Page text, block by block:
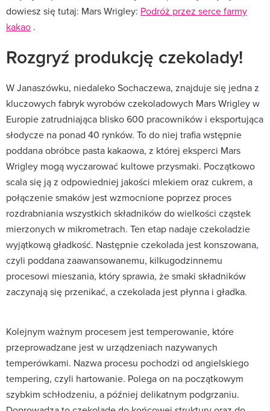
dowiesz się tutaj: Mars Wrigley: Podróż przez serce farmy
kakao .
Rozgryź produkcję czekolady!
W Janaszówku, niedaleko Sochaczewa, znajduje się jedna z
kluczowych fabryk wyrobów czekoladowych Mars Wrigley w
Europie zatrudniająca blisko 600 pracowników i eksportująca
słodycze na ponad 40 rynków. To do niej trafia wstępnie
poddana obróbce pasta kakaowa, z której eksperci Mars
Wrigley mogą wyczarować kultowe przysmaki. Początkowo
scala się ją z odpowiedniej jakości mlekiem oraz cukrem, a
połączenie smaków jest wzmocnione poprzez proces
rozdrabniania wszystkich składników do wielkości cząstek
mierzonych w mikrometrach. Ten etap nadaje czekoladzie
wyjątkową gładkość. Następnie czekolada jest konszowana,
czyli poddana zaawansowanemu, kilkugodzinnemu
procesowi mieszania, który sprawia, że smaki składników
zaczynają się przenikać, a czekolada jest płynna i gładka.
Kolejnym ważnym procesem jest temperowanie, które
przeprowadzane jest w urządzeniach nazywanych
temperówkami. Nazwa procesu pochodzi od angielskiego
tempering, czyli hartowanie. Polega on na początkowym
szybkim schłodzeniu, a później delikatnym podgrzaniu.